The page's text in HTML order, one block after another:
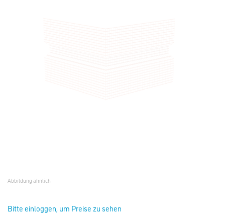
Abbildung ähnlich
Bitte einloggen, um Preise zu sehen